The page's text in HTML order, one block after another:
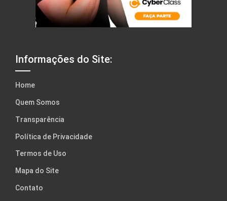
Informações do Site:
Home
Quem Somos
Transparência
Política de Privacidade
Termos de Uso
Mapa do Site
Contato